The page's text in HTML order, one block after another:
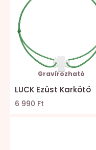
Gravírozható
LUCK Ezüst Karkötő
6 990 Ft